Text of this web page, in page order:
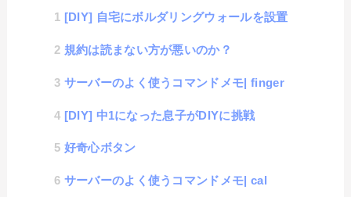
[DIY] 自宅にボルダリングウォールを設置
規約は読まない方が悪いのか？
サーバーのよく使うコマンドメモ| finger
[DIY] 中1になった息子がDIYに挑戦
好奇心ボタン
サーバーのよく使うコマンドメモ| cal